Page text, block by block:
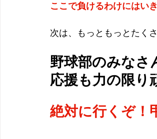
ここで負けるわけにはい
次は、もっともっとたく
野球部のみなさ
応援も力の限り
絶対に行くぞ！